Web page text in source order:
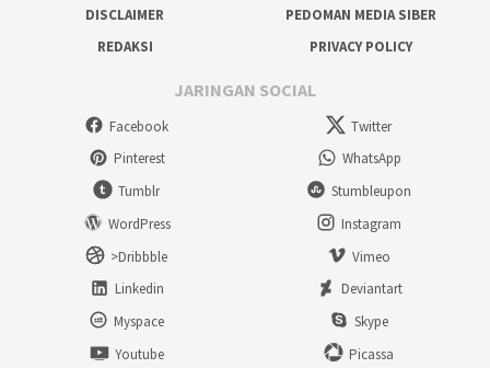
DISCLAIMER
PEDOMAN MEDIA SIBER
REDAKSI
PRIVACY POLICY
JARINGAN SOCIAL
Facebook
Twitter
Pinterest
WhatsApp
Tumblr
Stumbleupon
WordPress
Instagram
>Dribbble
Vimeo
Linkedin
Deviantart
Myspace
Skype
Youtube
Picassa